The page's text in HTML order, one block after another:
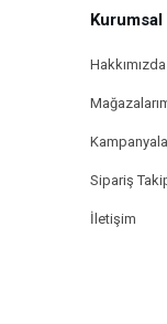
Kurumsal
Hakkımızda
Sipariş
İletişim